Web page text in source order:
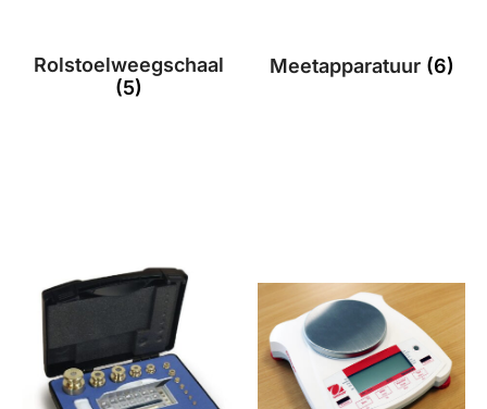
Rolstoelweegschaal
(5)
Meetapparatuur (6)